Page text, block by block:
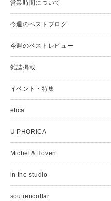
営業時間について
今週のベストブログ
今週のベストレビュー
雑誌掲載
イベント・特集
etica
U PHORICA
Michel＆Hoven
in the studio
soutiencollar